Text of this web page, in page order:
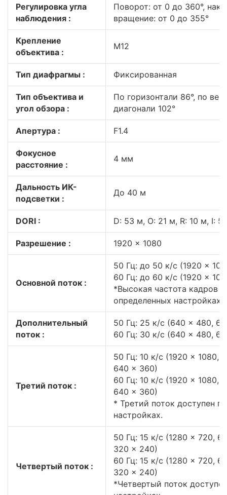
Регулировка угла
наблюдения :
Поворот: от 0 до 360°,
вращение: от 0 до 355°
Крепление
объектива :
M12
Тип диафрагмы : Фиксированная
Тип объектива и
угол обзора :
По горизонтали 86°, по
диагонали 102°
Апертура : F1.4
Фокусное
расстояние :
4 мм
Дальность ИК-
подсветки :
До 40 м
DORI : D: 53 м, O: 21 м, R: 10 м, I: 5
Разрешение : 1920 × 1080
Основной поток :
50 Гц: до 50 к/с (1920 ×
60 Гц: до 60 к/с (1920 ×
*Высокая частота кадров
определенных настройках.
Дополнительный
поток :
50 Гц: 25 к/с (640 × 480,
60 Гц: 30 к/с (640 × 480,
Третий поток :
50 Гц: 10 к/с (1920 × 1080,
640 × 360)
60 Гц: 10 к/с (1920 × 1080,
640 × 360)
* Третий поток доступен
настройках.
Четвертый поток :
50 Гц: 15 к/с (1280 × 720,
320 × 240)
60 Гц: 15 к/с (1280 × 720,
320 × 240)
*Четвертый поток